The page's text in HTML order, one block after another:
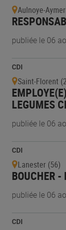
Aulnoye-
publiée le 06
CDI
Saint-Florent
LEGUMES
publiée le 06
CDI
Lanester (56)
BOUCHER -
publiée le 06
CDI